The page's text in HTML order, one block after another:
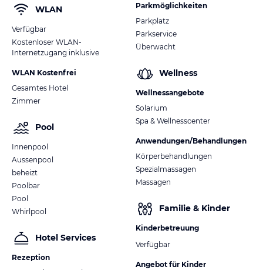
WLAN
Verfügbar
Kostenloser WLAN-
Internetzugang inklusive
WLAN Kostenfrei
Gesamtes Hotel
Zimmer
Pool
Innenpool
Aussenpool
beheizt
Poolbar
Pool
Whirlpool
Hotel Services
Rezeption
Parkmöglichkeiten
Parkplatz
Parkservice
Überwacht
Wellness
Wellnessangebote
Solarium
Spa & Wellnesscenter
Anwendungen/Behandlungen
Körperbehandlungen
Spezialmassagen
Massagen
Familie & Kinder
Kinderbetreuung
Verfügbar
Angebot für Kinder